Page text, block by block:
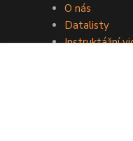
O nás
Datalisty
Instruktážní